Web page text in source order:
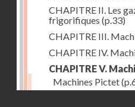
CHAPITRE II. Les
frigorifiques (p.33)
CHAPITRE III.
CHAPITRE IV.
CHAPITRE V.
Machines Pictet